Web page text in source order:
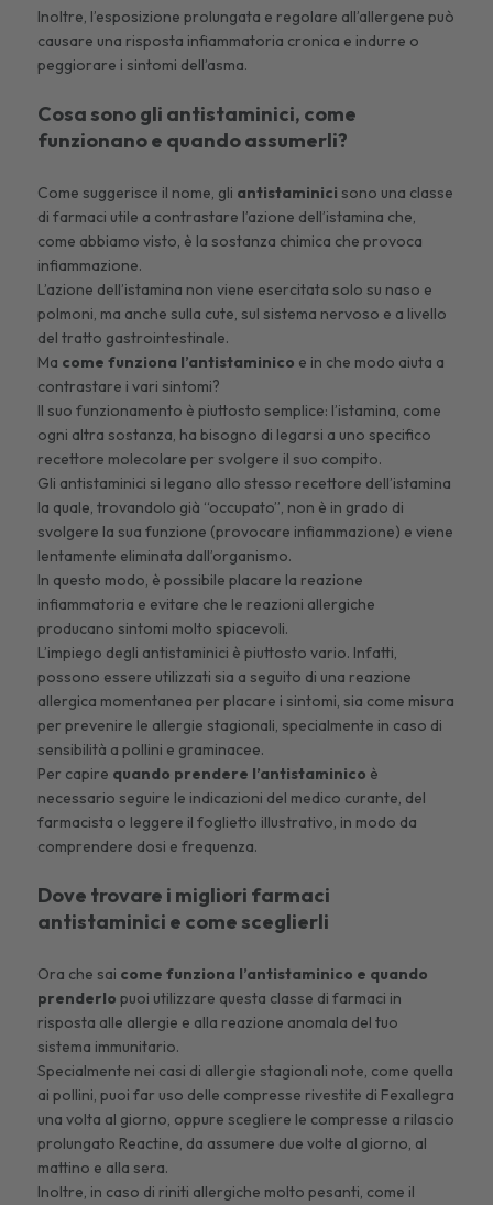
Inoltre, l’esposizione prolungata e regolare all’allergene può
causare una risposta infiammatoria cronica e indurre o
peggiorare i sintomi dell’asma.
Cosa sono gli antistaminici, come
funzionano e quando assumerli?
Come suggerisce il nome, gli antistaminici sono una classe
di farmaci utile a contrastare l’azione dell’istamina che,
come abbiamo visto, è la sostanza chimica che provoca
infiammazione.
L’azione dell’istamina non viene esercitata solo su naso e
polmoni, ma anche sulla cute, sul sistema nervoso e a livello
del tratto gastrointestinale.
Ma come funziona l’antistaminico e in che modo aiuta a
contrastare i vari sintomi?
Il suo funzionamento è piuttosto semplice: l’istamina, come
ogni altra sostanza, ha bisogno di legarsi a uno specifico
recettore molecolare per svolgere il suo compito.
Gli antistaminici si legano allo stesso recettore dell’istamina
la quale, trovandolo già “occupato”, non è in grado di
svolgere la sua funzione (provocare infiammazione) e viene
lentamente eliminata dall’organismo.
In questo modo, è possibile placare la reazione
infiammatoria e evitare che le reazioni allergiche
producano sintomi molto spiacevoli.
L’impiego degli antistaminici è piuttosto vario. Infatti,
possono essere utilizzati sia a seguito di una reazione
allergica momentanea per placare i sintomi, sia come misura
perprevenire le allergie stagionali, specialmente in caso di
sensibilità a pollini e graminacee.
Per capire quando prendere l’antistaminico è
necessario seguire le indicazioni del medico curante, del
farmacista o leggere il foglietto illustrativo, in modo da
comprendere dosi e frequenza.
Dove trovare i migliori farmaci
antistaminici e come sceglierli
Ora che sai come funziona l’antistaminico e quando
prenderlo puoi utilizzare questa classe di farmaci in
risposta alle allergie e alla reazione anomala del tuo
sistema immunitario.
Specialmente nei casi di allergie stagionali note, come quella
ai pollini, puoi far uso delle compresse rivestite di Fexallegra
una volta al giorno, oppure scegliere le compresse a rilascio
prolungato Reactine, da assumere due volte al giorno, al
mattino e alla sera.
Inoltre, in caso di riniti allergiche molto pesanti, come il